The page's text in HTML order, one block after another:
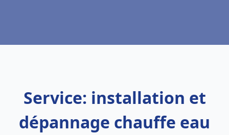
Service: installation et
dépannage chauffe eau